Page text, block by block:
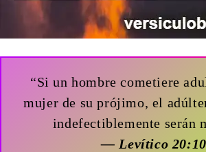
“Si un hombre cometiere
mujer de su prójimo, el
indefectiblemente serán
— Levítico 20:10